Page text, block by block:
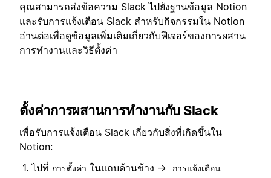
คุณสามารถส่งข้อความ Slack ไปยังฐานข้อมูล Notion
และรับการแจ้งเตือน Slack สำหรับกิจกรรมใน Notion
อ่านต่อเพื่อดูข้อมูลเพิ่มเติมเกี่ยวกับฟีเจอร์ของการผสาน
การทำงานและวิธีตั้งค่า
ตั้งค่าการผสานการทำงานกับ Slack
เพื่อรับการแจ้งเตือน Slack เกี่ยวกับสิ่งที่เกิดขึ้นใน
Notion:
ไปที่ การตั้งค่า ในแถบด้านข้าง → การแจ้งเตือน